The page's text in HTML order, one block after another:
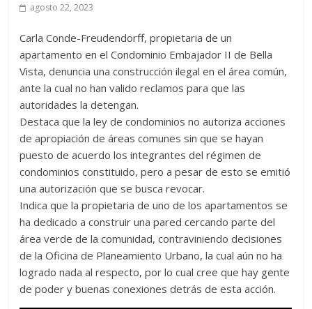
agosto 22, 2023
Carla Conde-Freudendorff, propietaria de un
apartamento en el Condominio Embajador II de Bella
Vista, denuncia una construcción ilegal en el área común,
ante la cual no han valido reclamos para que las
autoridades la detengan.
Destaca que la ley de condominios no autoriza acciones
de apropiación de áreas comunes sin que se hayan
puesto de acuerdo los integrantes del régimen de
condominios constituido, pero a pesar de esto se emitió
una autorización que se busca revocar.
Indica que la propietaria de uno de los apartamentos se
ha dedicado a construir una pared cercando parte del
área verde de la comunidad, contraviniendo decisiones
de la Oficina de Planeamiento Urbano, la cual aún no ha
logrado nada al respecto, por lo cual cree que hay gente
de poder y buenas conexiones detrás de esta acción.